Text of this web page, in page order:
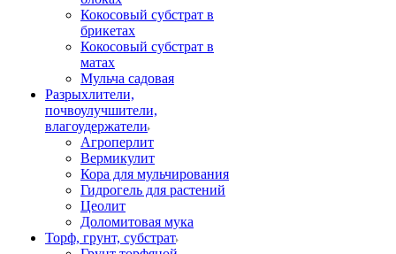
Кокосовый субстрат в
брикетах
Кокосовый субстрат в
матах
Мульча садовая
Разрыхлители,
почвоулучшители,
влагоудержатели
Агроперлит
Вермикулит
Кора для мульчирования
Гидрогель для растений
Цеолит
Доломитовая мука
Торф, грунт, субстрат